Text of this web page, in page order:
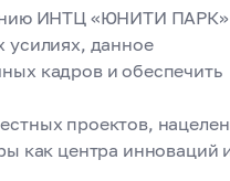
ИНТЦ «ЮНИТИ
усилиях, данное
кадров и обеспечить
проектов,
как центра инноваций